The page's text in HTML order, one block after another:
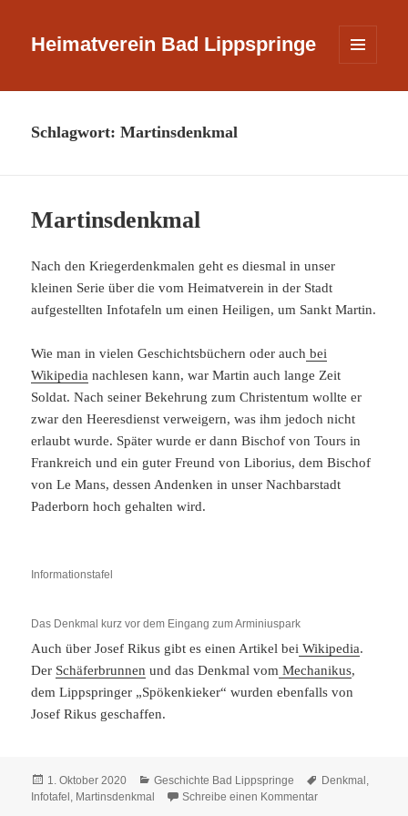
Heimatverein Bad Lippspringe
WIDGETS
Schlagwort:Martinsdenkmal
Martinsdenkmal
Nach den Kriegerdenkmalen geht es diesmal in unser
kleinen Serie über die vom Heimatverein in der Stadt
aufgestellten Infotafeln um einen Heiligen, um Sankt Martin.
Wie man in vielen Geschichtsbüchern oder auch bei
Wikipedia nachlesen kann, war Martin auch lange Zeit
Soldat. Nach seiner Bekehrung zum Christentum wollte er
zwar den Heeresdienst verweigern, was ihm jedoch nicht
erlaubt wurde. Später wurde er dann Bischof von Tours in
Frankreich und ein guter Freund von Liborius, dem Bischof
von Le Mans, dessen Andenken in unser Nachbarstadt
Paderborn hoch gehalten wird.
Informationstafel
Das Denkmal kurz vor dem Eingang zum Arminiuspark
Auch über Josef Rikus gibt es einen Artikel bei Wikipedia.
Der Schäferbrunnen und das Denkmal vom Mechanikus,
dem Lippspringer „Spökenkieker“ wurden ebenfalls von
Josef Rikus geschaffen.
Veröffentlicht
am
1. Oktober 2020 Kategorien
Geschichte Bad Lippspringe Schlagwörter
Denkmal ,
Infotafel , Martinsdenkmal Schreibe einen Kommentarzu